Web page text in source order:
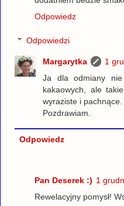
Odpowiedz
Odpowiedzi
Margarytka
1
Ja dla odmiany nie
kakaowych, ale
wyraziste i pachnące.
Pozdrawiam.
Odpowiedz
Pan Deserek :) 1
Rewelacyjny pomysł!